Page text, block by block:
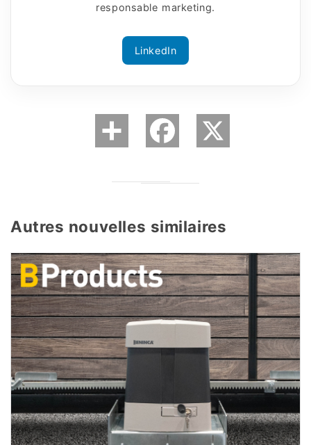
responsable marketing.
LinkedIn
Autres nouvelles similaires